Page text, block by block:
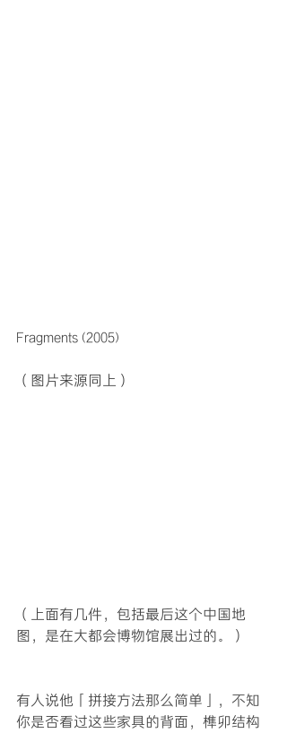
Fragments (2005)
（图片来源同上）
（上面有几件，包括最后这个中国地
图，是在大都会博物馆展出过的。）
有人说他「拼接方法那么简单」，不知
你是否看过这些家具的背面，榫卯结构